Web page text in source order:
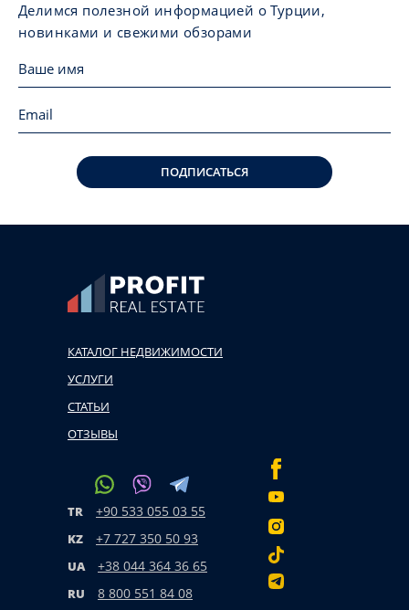
Делимся полезной информацией о Турции,
новинками и свежими обзорами
ПОДПИСАТЬСЯ
КАТАЛОГ НЕДВИЖИМОСТИ
УСЛУГИ
СТАТЬИ
ОТЗЫВЫ
TR +90 533 055 03 55
KZ +7 727 350 50 93
UA +38 044 364 36 65
RU 8 800 551 84 08